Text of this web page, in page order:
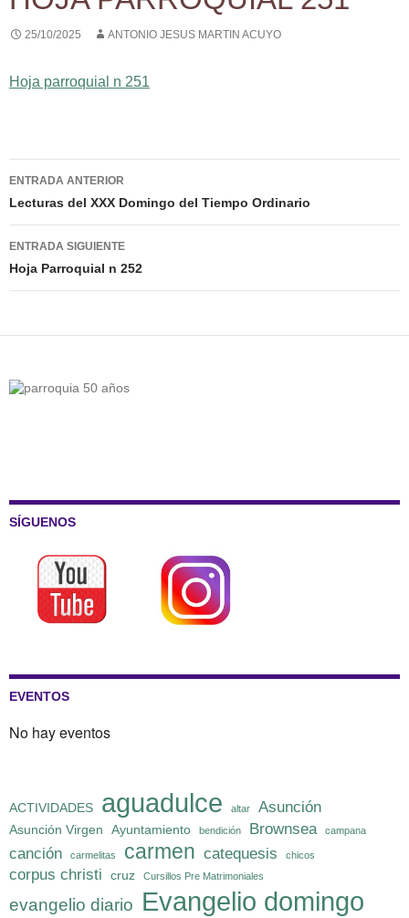
25/10/2025 ANTONIO JESUS MARTIN ACUYO
Hoja parroquial n 251
Navegación
de
entradas
ENTRADA ANTERIOR
Lecturas del XXX Domingo del Tiempo Ordinario
ENTRADA SIGUIENTE
Hoja Parroquial n 252
SÍGUENOS
EVENTOS
No hay eventos
ACTIVIDADES aguadulce altar Asunción
Asunción Virgen Ayuntamiento bendición Brownsea campana
canción carmelitas carmen catequesis chicos
corpus christi cruz Cursillos Pre Matrimoniales
evangelio diario Evangelio domingo